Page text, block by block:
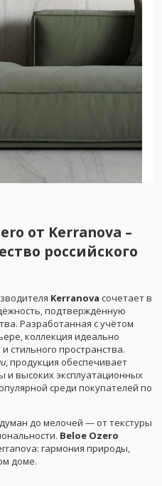
от Kerranova –
российского
Kerranova сочетает в
подтверждённую
Разработанная с учётом
коллекция идеально
стильного пространства.
, продукция обеспечивает
высоких эксплуатационных
среди покупателей по
до мелочей — от текстуры
Beloe Ozero
гармония природы,
доме.